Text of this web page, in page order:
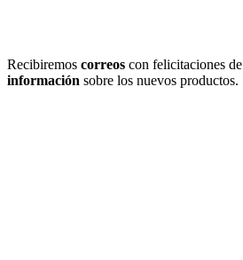
Recibiremos correos con felicitaciones de
información sobre los nuevos productos.